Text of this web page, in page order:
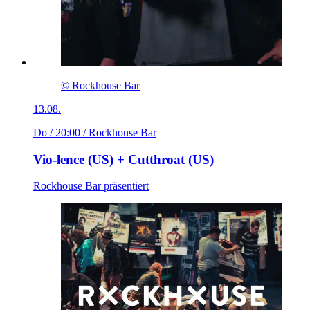
© Rockhouse Bar
13.08.
Do / 20:00 / Rockhouse Bar
Vio-lence (US) + Cutthroat (US)
Rockhouse Bar präsentiert